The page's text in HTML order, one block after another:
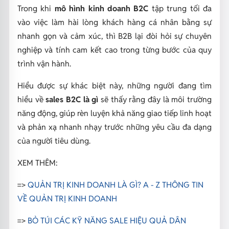
Trong khi mô hình kinh doanh B2C tập trung tối đa
vào việc làm hài lòng khách hàng cá nhân bằng sự
nhanh gọn và cảm xúc, thì B2B lại đòi hỏi sự chuyên
nghiệp và tính cam kết cao trong từng bước của quy
trình vận hành.
Hiểu được sự khác biệt này, những người đang tìm
hiểu vềsales B2C là gì sẽ thấy rằng đây là môi trường
năng động, giúp rèn luyện khả năng giao tiếp linh hoạt
và phản xạ nhanh nhạy trước những yêu cầu đa dạng
của người tiêu dùng.
XEM THÊM:
=> QUẢN TRỊ KINH DOANH LÀ GÌ? A - Z THÔNG TIN
VỀ QUẢN TRỊ KINH DOANH
=> BỎ TÚI CÁC KỸ NĂNG SALE HIỆU QUẢ DÂN